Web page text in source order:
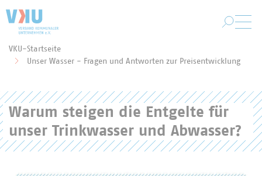
Sie befinden sich hier:
VKU-Startseite
Unser Wasser - Fragen und Antworten zur Preisentwicklung
Warum steigen die Entgelte für
unser Trinkwasser und Abwasser?